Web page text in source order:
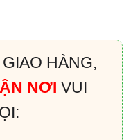
HÀNG,
NƠI VUI